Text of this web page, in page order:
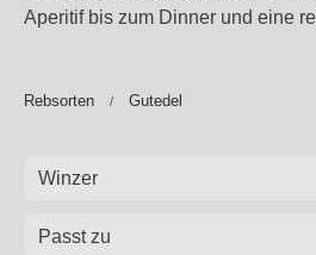
Aperitif bis zum Dinner und eine
Rebsorten Gutedel
Winzer
Passt zu